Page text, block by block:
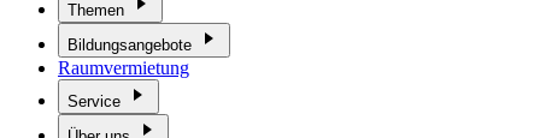
Themen
Bildungsangebote
Raumvermietung
Service